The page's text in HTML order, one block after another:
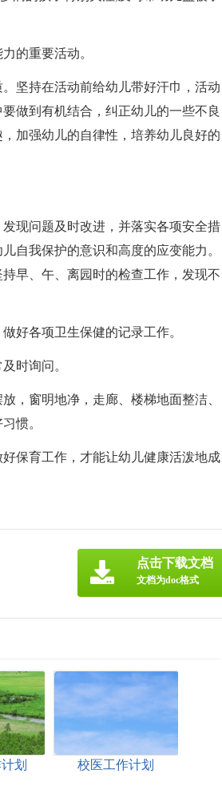
的重要活动。
坚持在活动前给幼儿带好汗巾，活动
做到有机结合，纠正幼儿的一些不良
加强幼儿的自律性，培养幼儿良好的
现问题及时改进，并落实各项安全措
自我保护的意识和高度的应变能力。
早、午、离园时的检查工作，发现不
好各项卫生保健的记录工作。
时询问。
，窗明地净，走廊、楼梯地面整洁、
惯。
保育工作，才能让幼儿健康活泼地成
点击下载文档
文档为doc格式
划 校医工作计划